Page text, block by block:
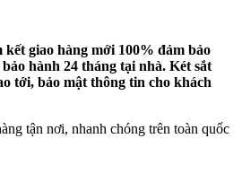
kết giao hàng mới 100% đảm bảo
hành 24 tháng tại nhà. Két sắt
tới, bảo mật thông tin cho khách
tận nơi, nhanh chóng trên toàn quốc